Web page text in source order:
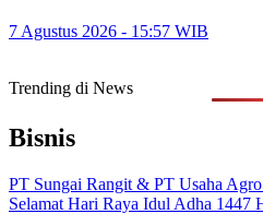
7 Agustus 2026 - 15:57 WIB
Trending di News
Bisnis
PT Sungai Rangit & PT Usaha
Selamat Hari Raya Idul Adha 1447